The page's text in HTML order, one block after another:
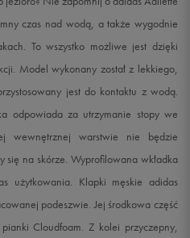
czas nad wodą, a także wygodnie
To wszystko możliwe jest dzięki
Model wykonany został z lekkiego,
jest do kontaktu z wodą.
odpowiada za utrzymanie stopy we
wewnętrznej warstwie nie będzie
się na skórze. Wyprofilowana wkładka
użytkowania. Klapki męskie adidas
podeszwie. Jej środkowa część
Cloudfoam. Z kolei przyczepny,